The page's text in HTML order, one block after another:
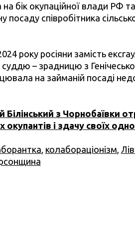
бік окупаційної влади РФ
посаду співробітника
року росіяни замість
– зрадницю з
на займаній посаді
Білінський з Чорнобаївки
і здачу своїх
колабораціонізм